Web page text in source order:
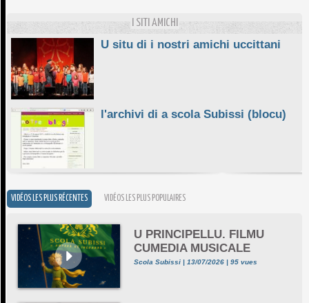
10/06/2026 I SITI AMICHI
U situ di i nostri amichi uccittani
l'archivi di a scola Subissi (blocu)
VIDÉOS LES PLUS RÉCENTES VIDÉOS LES PLUS POPULAIRES
U PRINCIPELLU. FILMU
CUMEDIA MUSICALE
Scola Subissi | 13/07/2026 | 95 vues